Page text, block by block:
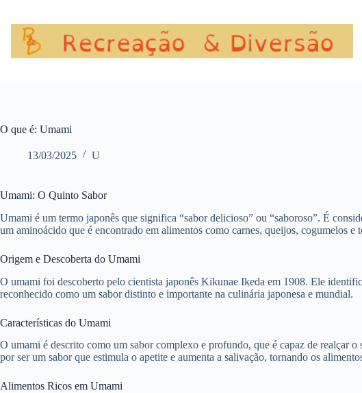
conteúdo
O que é: Umami
13/03/2025 U
Umami: O Quinto Sabor
Umami é um termo japonês que significa “sabor delicioso” ou “saboroso”. É
um aminoácido que é encontrado em alimentos como carnes, queijos, cogumelos
Origem e Descoberta do Umami
O umami foi descoberto pelo cientista japonês Kikunae Ikeda em 1908. Ele
reconhecido como um sabor distinto e importante na culinária japonesa e mundial.
Características do Umami
O umami é descrito como um sabor complexo e profundo, que é capaz de realçar
por ser um sabor que estimula o apetite e aumenta a salivação, tornando os
Alimentos Ricos em Umami